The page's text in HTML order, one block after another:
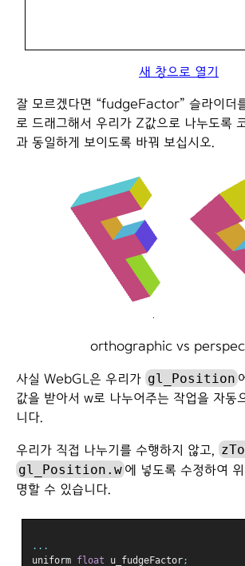
새 창으로 열기
잘 모르겠다면 “fudgeFactor” 슬라이더
로 드래그해서 우리가 Z값으로 나누도록
과 동일하게 보이도록 바꿔 보십시오.
orthographic vs
사실 WebGL은 우리가 gl_Position
값을 받아서 w로 나누어주는 작업을 자동
니다.
우리가 직접 나누기를 수행하지 않고,
gl_Position.w 에 넣도록 수정하여
명할 수 있습니다.
...
uniform float u_fudgeFactor;